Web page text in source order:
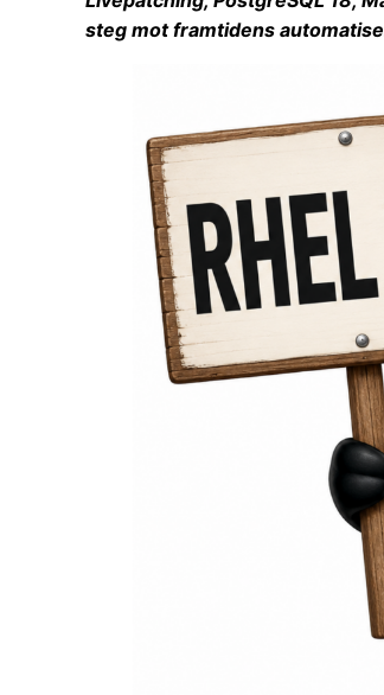
steg mot framtidens